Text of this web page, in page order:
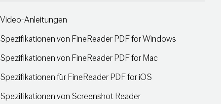
Video-Anleitungen
Spezifikationen von FineReader PDF for Windows
Spezifikationen von FineReader PDF for Mac
Spezifikationen für FineReader PDF for iOS
Spezifikationen von Screenshot Reader